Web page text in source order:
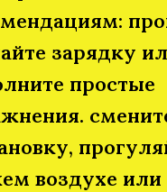
зарядку
простые
воздухе или